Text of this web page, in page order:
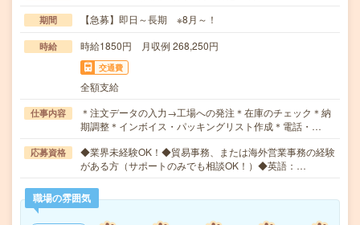
期間 【急募】即日～長期 ※8月～！
時給 時給1850円 月収例 268,250円
交通費
全額支給
仕事内容
＊注文データの入力→工場への発注＊在庫のチェック＊納
期調整＊インボイス・パッキングリスト作成＊電話・…
応募資格
◆業界未経験OK！◆貿易事務、または海外営業事務の経験
がある方（サポートのみでも相談OK！）◆英語：…
職場の雰囲気